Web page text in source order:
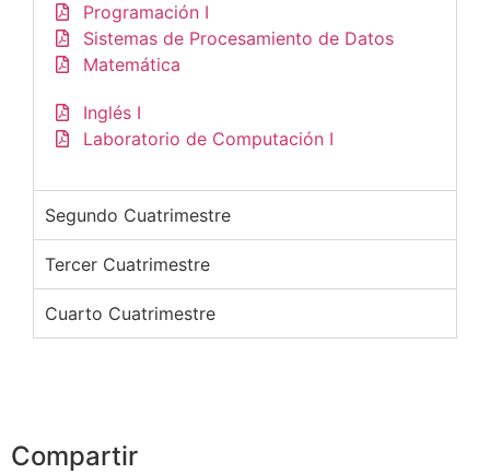
Programación I
Sistemas de Procesamiento de Datos
Matemática
Inglés I
Laboratorio de Computación I
Segundo Cuatrimestre
Tercer Cuatrimestre
Cuarto Cuatrimestre
Compartir